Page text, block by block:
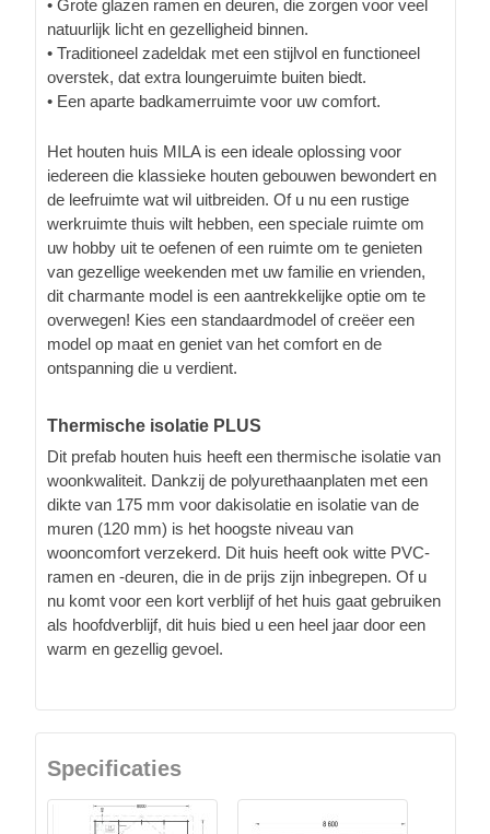
• Grote glazen ramen en deuren, die zorgen voor veel
natuurlijk licht en gezelligheid binnen.
• Traditioneel zadeldak met een stijlvol en functioneel
overstek, dat extra loungeruimte buiten biedt.
• Een aparte badkamerruimte voor uw comfort.
Het houten huis MILA is een ideale oplossing voor
iedereen die klassieke houten gebouwen bewondert en
de leefruimte wat wil uitbreiden. Of u nu een rustige
werkruimte thuis wilt hebben, een speciale ruimte om
uw hobby uit te oefenen of een ruimte om te genieten
van gezellige weekenden met uw familie en vrienden,
dit charmante model is een aantrekkelijke optie om te
overwegen! Kies een standaardmodel of creëer een
model op maat en geniet van het comfort en de
ontspanning die u verdient.
Thermische isolatie PLUS
Dit prefab houten huis heeft een thermische isolatie van
woonkwaliteit. Dankzij de polyurethaanplaten met een
dikte van 175 mm voor dakisolatie en isolatie van de
muren (120 mm) is het hoogste niveau van
wooncomfort verzekerd. Dit huis heeft ook witte PVC-
ramen en -deuren, die in de prijs zijn inbegrepen. Of u
nu komt voor een kort verblijf of het huis gaat gebruiken
als hoofdverblijf, dit huis bied u een heel jaar door een
warm en gezellig gevoel.
Specificaties